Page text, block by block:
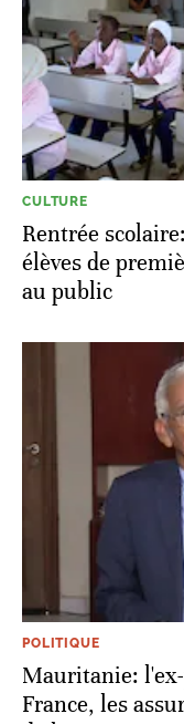
CULTURE
Rentrée
élèves de
au public
POLITIQUE
Mauritanie:
France, les